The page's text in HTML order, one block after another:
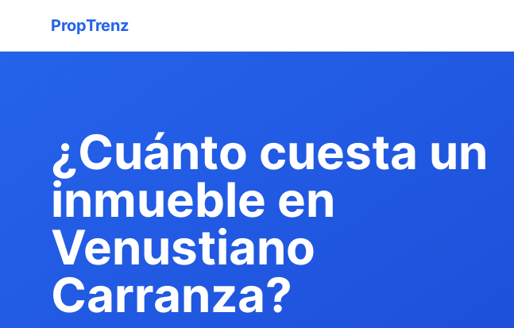
PropTrenz
¿Cuánto cuesta un
inmueble en
Venustiano
Carranza?